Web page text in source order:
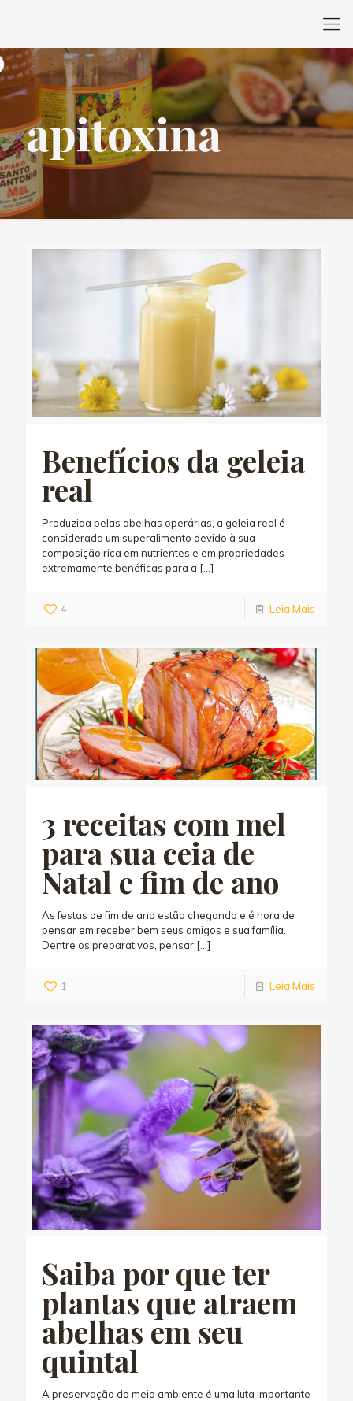
apitoxina
Benefícios da geleia
real
Produzida pelas abelhas operárias, a geleia real é
considerada um superalimento devido à sua
composição rica em nutrientes e em propriedades
extremamente benéficas para a […]
4 Leia Mais
3 receitas com mel
para sua ceia de
Natal e fim de ano
As festas de fim de ano estão chegando e é hora de
pensar em receber bem seus amigos e sua família.
Dentre os preparativos, pensar […]
1 Leia Mais
Saiba por que ter
plantas que atraem
abelhas em seu
quintal
A preservação do meio ambiente é uma luta importante